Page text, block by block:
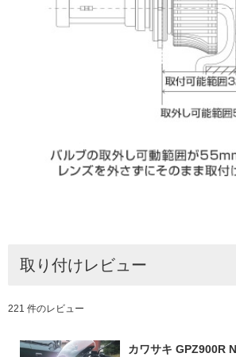
取り付けレビュー
221 件のレビュー
カワサキ GPZ900R